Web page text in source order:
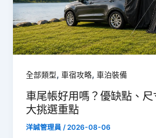
全部類型,車宿攻略,車泊裝備
車尾帳好用嗎？優缺點、
大挑選重點
洋誠管理員 /2026-08-06